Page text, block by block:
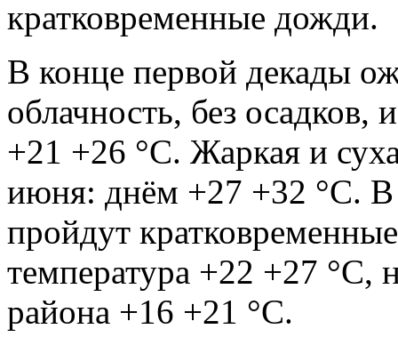
кратковременные дожди.
В конце первой декады
облачность, без
+21 +26 °С. Жаркая и
июня: днём +27 +32 °С. В
пройдут
температура +22 +27 °С,
района +16 +21 °С.